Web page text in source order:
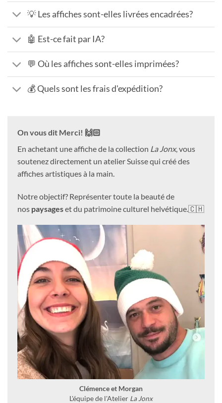
💡 Les affiches sont-elles livrées encadrées?
🤖 Est-ce fait par IA?
💬 Où les affiches sont-elles imprimées?
💰 Quels sont les frais d'expédition?
On vous dit Merci! 🙌🏻
En achetant une affiche de la collection La Jonx, vous
soutenez directement un atelier Suisse qui créé des
affiches artistiques à la main.
Notre objectif? Représenter toute la beauté de
nos paysageset du patrimoine culturel helvétique.🇨🇭
Clémence et Morgan
L'équipe de l'Atelier La Jonx